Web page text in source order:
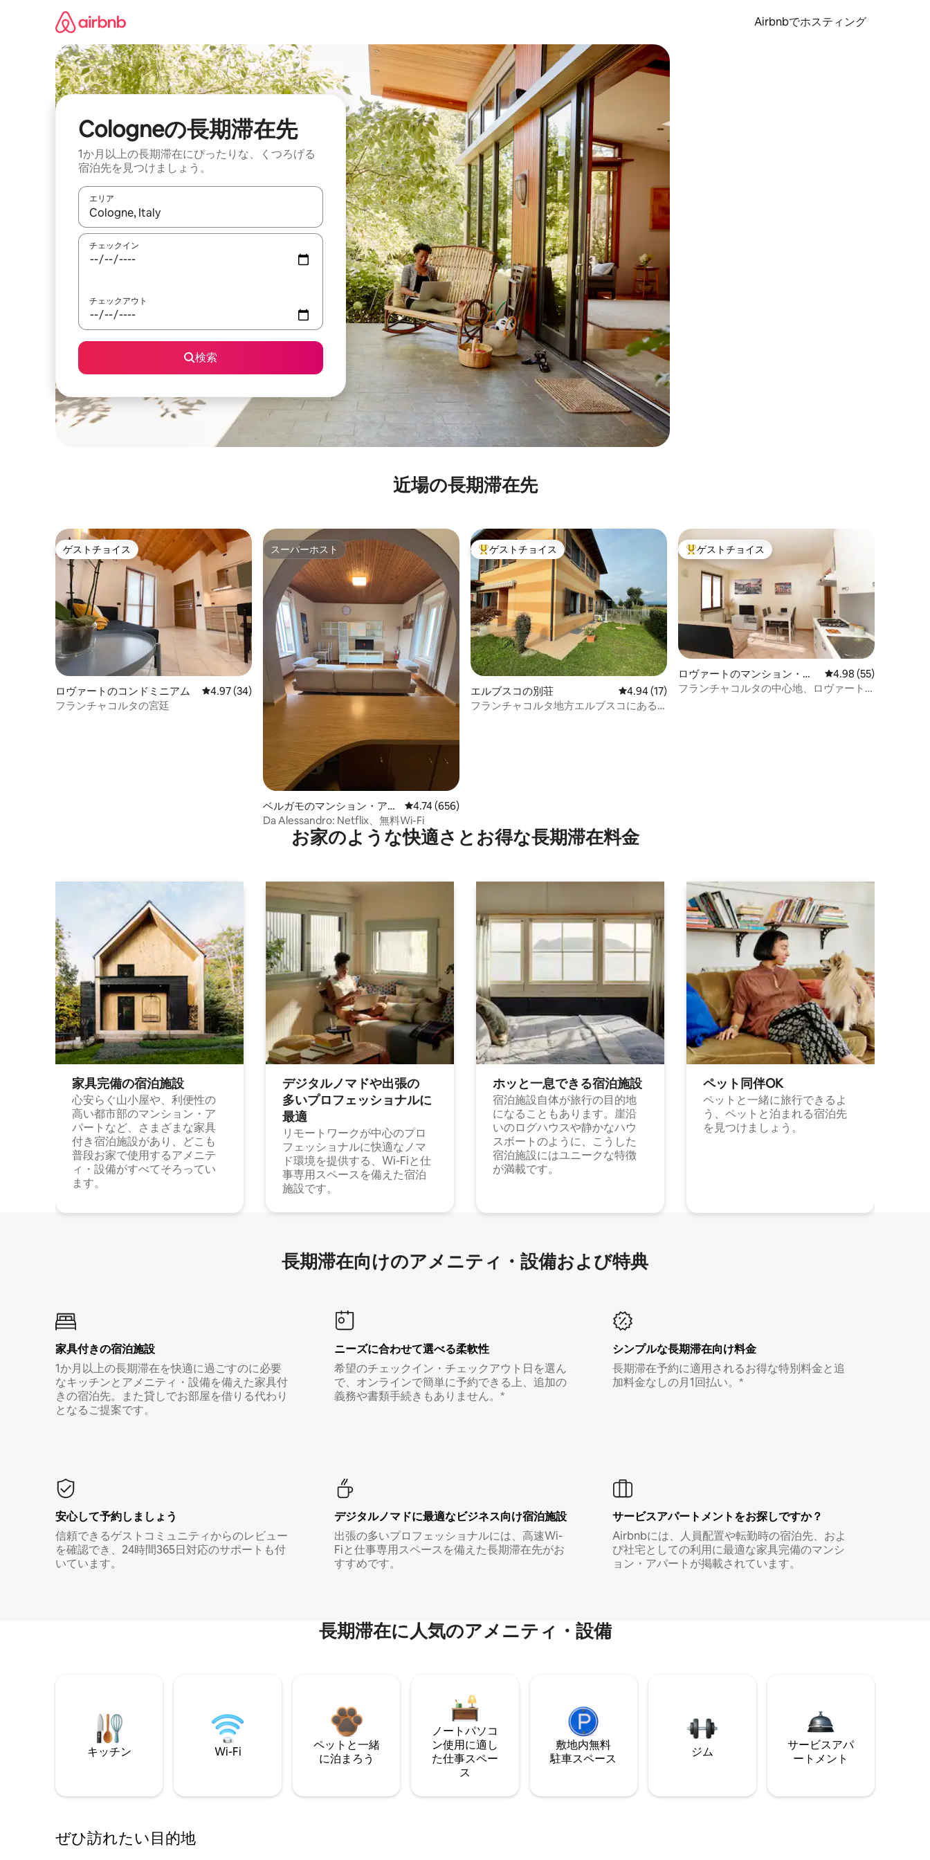
Airbnbでホスティング
Cologneの長期滞在先
1か月以上の長期滞在にぴったりな、くつろげる
宿泊先を見つけましょう。
エリア
検索結果が表示されたら、上下の矢印キーを使って移動するか、画面をタッチまたはスワイプして検索結果を確認することができます。
チェックイン
チェックアウト
検索
近場の長期滞在先
ゲストチョイス
ゲストチョイス
ロヴァートのコンドミニアム レビュー34件、5つ星中4.97つ星の平均評価
4.97 (34)
フランチャコルタの宮廷
スーパーホスト
スーパーホスト
ベルガモのマンション・アパ
ート
レビュー656件、5つ星中4.74つ星の平均評価
4.74 (656)
Da Alessandro: Netflix、無料Wi-Fi
大好評のゲストチョイスです。
ゲストチョイス
エルブスコの別荘 レビュー17件、5つ星中4.94つ星の平均評価
4.94 (17)
フランチャコルタ地方エルブスコにある
大好評のゲストチョイスです。
ゲストチョイス
ロヴァートのマンション・ア
パート
レビュー55件、5つ星
4.98 (55)
フランチャコルタの中心地、ロヴァート
お家のような快⁠適⁠さ⁠とお⁠得⁠な長⁠期⁠滞⁠在料⁠金
家具完備の宿⁠泊⁠施⁠設
心安らぐ山小屋や、利便性の
高い都市部のマンション・ア
パートなど、さまざまな家具
付き宿泊施設があり、どこも
普段お家で使用するアメニテ
ィ・設備がすべてそろってい
ます。
デジタルノマドや出⁠張⁠の
多⁠いプ⁠ロ⁠フ⁠ェ⁠ッ⁠シ⁠ョ⁠ナ⁠ル⁠に
最⁠適
リモートワークが中心のプロ
フェッショナルに快適なノマ
ド環境を提供する、Wi-Fiと仕
事専用スペースを備えた宿泊
施設です。
ホッと一⁠息⁠で⁠き⁠る宿⁠泊施⁠設
宿泊施設自体が旅行の目的地
になることもあります。崖沿
いのログハウスや静かなハウ
スボートのように、こうした
宿泊施設にはユニークな特徴
が満載です。
ペット同⁠伴OK
ペットと一緒に旅行できるよ
う、ペットと泊まれる宿泊先
を見つけましょう。
長期滞在向け⁠のア⁠メ⁠ニ⁠テ⁠ィ⁠・設⁠備⁠および特⁠典
家具付き⁠の宿⁠泊⁠施⁠設
1か月以上の長期滞在を快適に過ごすのに必要
なキッチンとアメニティ・設備を備えた家具付
きの宿泊先。また貸しでお部屋を借りる代わり
となるご提案です。
ニーズに合わせて選べる柔軟性
希望のチェックイン・チェックアウト日を選ん
で、オンラインで簡単に予約できる上、追加の
義務や書類手続きもありません。*
シンプルな長期滞在向け料金
長期滞在予約に適用されるお得な特別料金と追
加料金なしの月1回払い。*
安心して予約しましょう
信頼できるゲストコミュニティからのレビュー
を確認でき、24時間365日対応のサポートも付
いています。
デジタルノマド⁠に最⁠適⁠なビ⁠ジ⁠ネ⁠ス⁠向⁠け宿⁠泊⁠施⁠設
出張の多いプロフェッショナルには、高速Wi-
Fiと仕事専用スペースを備えた長期滞在先がお
すすめです。
サービスアパートメントをお探しですか？
Airbnbには、人員配置や転勤時の宿泊先、およ
び社宅としての利用に最適な家具完備のマンシ
ョン・アパートが掲載されています。
長期滞在に人気のアメニティ・設備
キッチン Wi-Fi
ペットと一緒
に泊まろう
ノートパソコ
ン使用に適し
た仕事スペー
ス
敷地内無料
駐⁠車ス⁠ペ⁠ー⁠ス
ジム
サービスアパ
ートメント
ぜひ訪⁠れ⁠た⁠い目⁠的⁠地